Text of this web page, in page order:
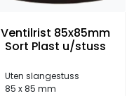
Ventilrist 85x85mm
Sort Plast u/stuss
Uten slangestuss
85 x 85 mm